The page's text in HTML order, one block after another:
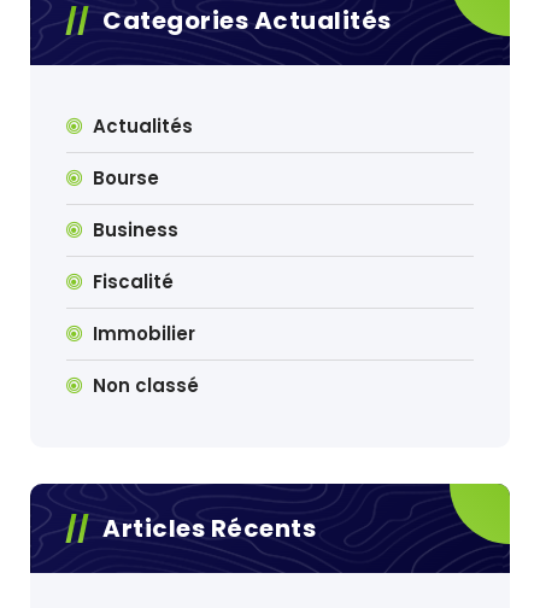
Categories Actualités
Actualités
Bourse
Business
Fiscalité
Immobilier
Non classé
Articles Récents